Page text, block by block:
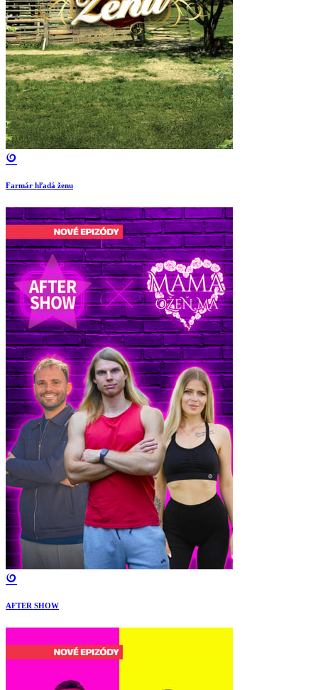
Farmár hľadá ženu
AFTER SHOW